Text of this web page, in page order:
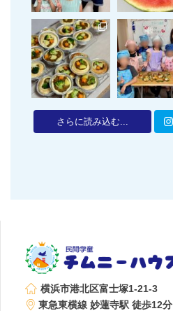
さらに読み込む...
横浜市港北区富士塚1-21-3
東急東横線 妙蓮寺駅 徒歩12分